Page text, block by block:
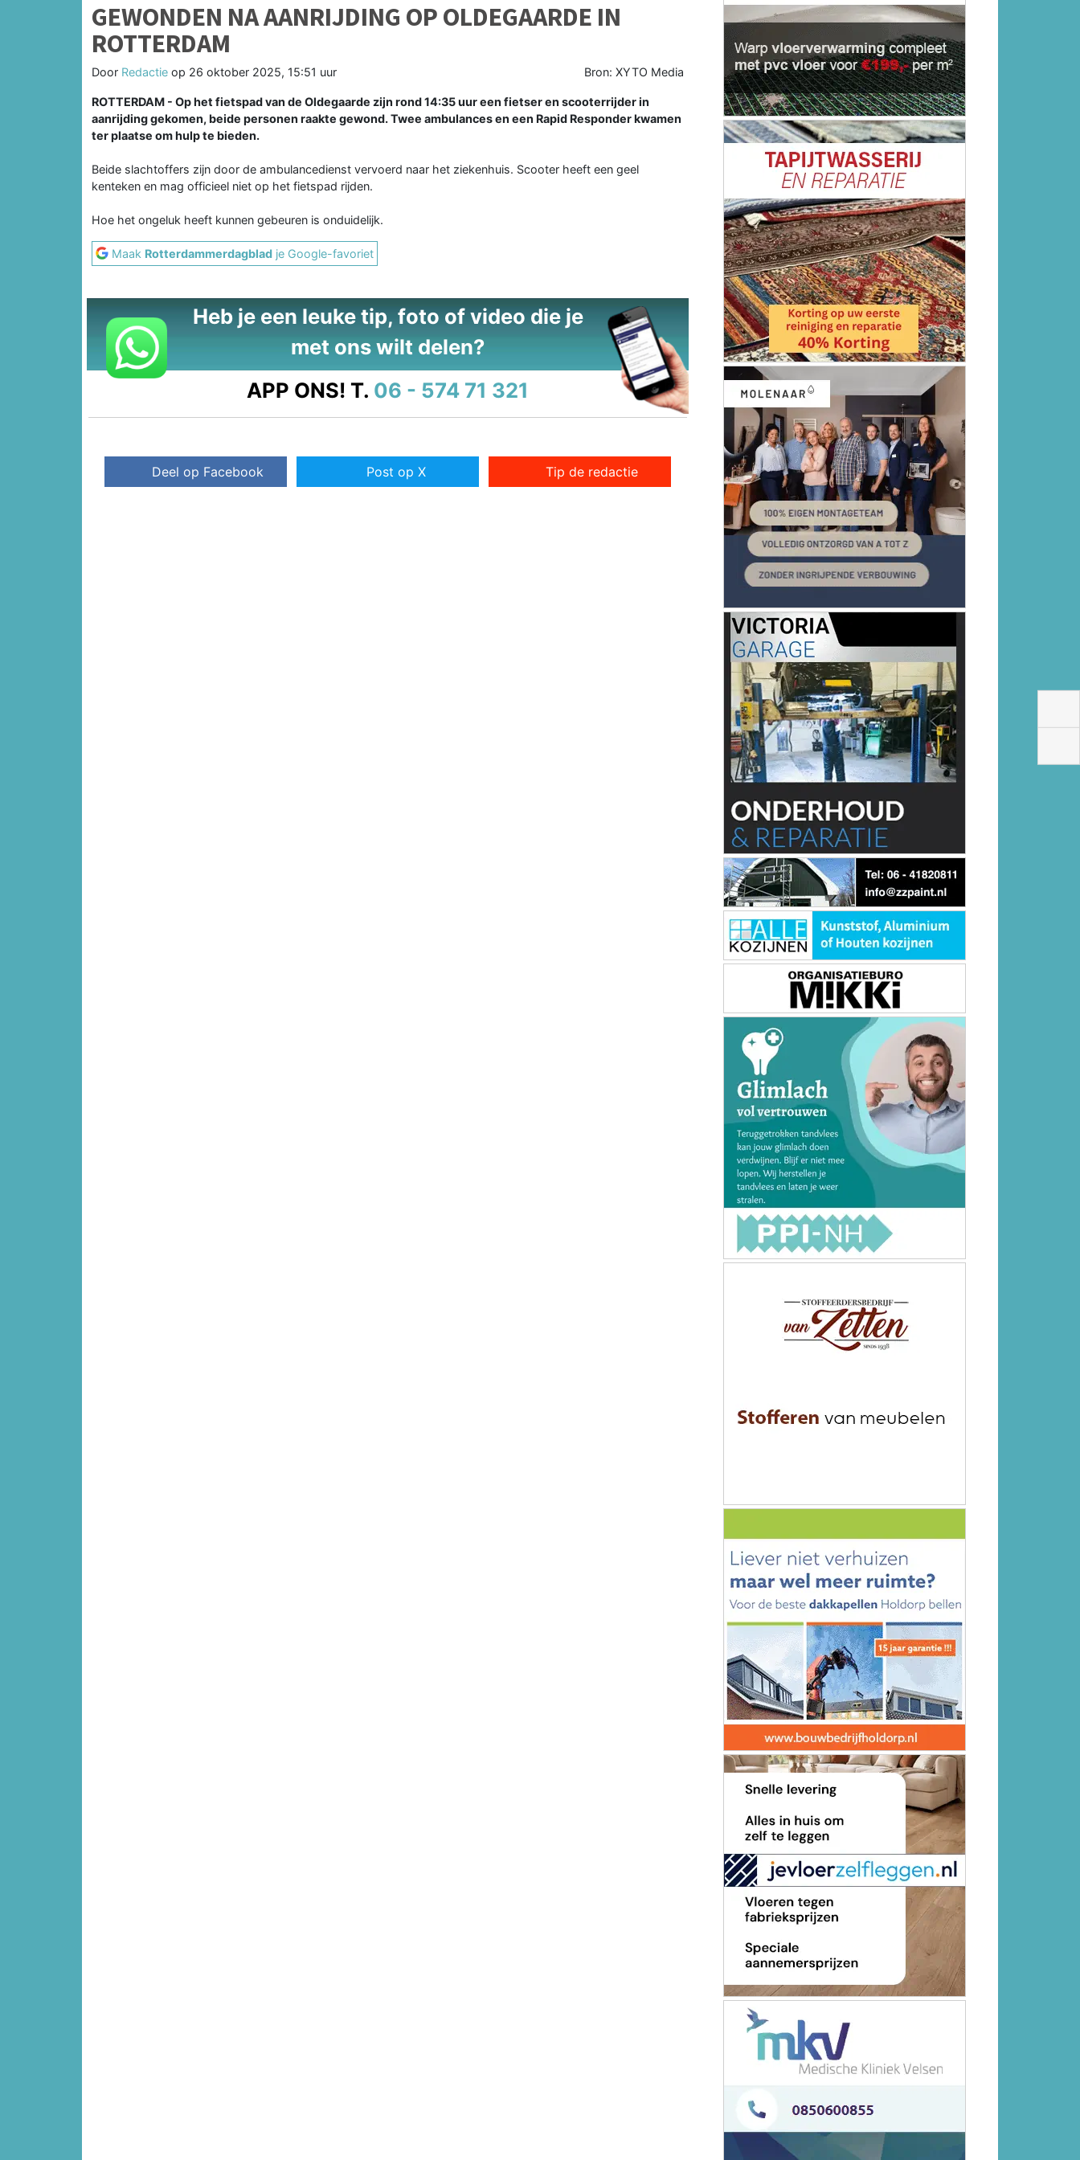
GEWONDEN NA AANRIJDING OP OLDEGAARDE IN
ROTTERDAM
Door Redactie op 26 oktober 2025, 15:51 uur Bron: XYTO Media
ROTTERDAM - Op het fietspad van de Oldegaarde zijn rond 14:35 uur een fietser en scooterrijder in
aanrijding gekomen, beide personen raakte gewond. Twee ambulances en een Rapid Responder kwamen
ter plaatse om hulp te bieden.
Beide slachtoffers zijn door de ambulancedienst vervoerd naar het ziekenhuis. Scooter heeft een geel
kenteken en mag officieel niet op het fietspad rijden.
Hoe het ongeluk heeft kunnen gebeuren is onduidelijk.
Maak Rotterdammerdagblad je Google-favoriet
Heb je een leuke tip, foto of video die je
met ons wilt delen?
APP ONS! T. 06 - 574 71 321
Deel op Facebook Post op X Tip de redactie